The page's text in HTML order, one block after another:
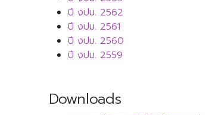
ปี งปม. 2562
ปี งปม. 2561
ปี งปม. 2560
ปี งปม. 2559
Downloads